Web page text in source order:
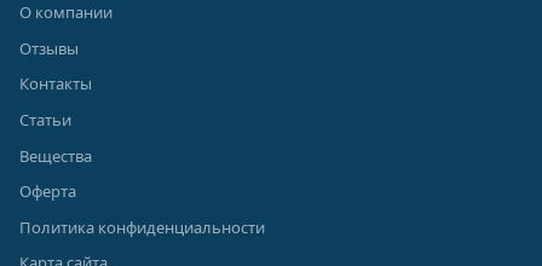
О компании
Отзывы
Контакты
Статьи
Вещества
Оферта
Политика конфиденциальности